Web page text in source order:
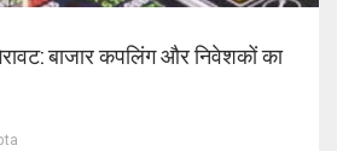
बाजार कपलिंग और निवेशकों का